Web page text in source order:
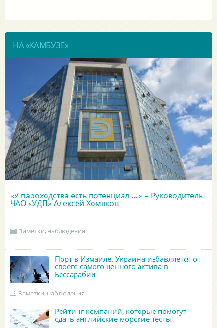
НА «КАМБУЗЕ»
«У пароходства есть потенциал ... » – Руководитель
ЧАО «УДП» Алексей Хомяков
Заметки, наблюдения
Порт в Измаиле. Украина избавляется от
своего самого ценного актива в
Бессарабии
Заметки, наблюдения
Рейтинг компаний, которые помогут
сдать английские морские тесты